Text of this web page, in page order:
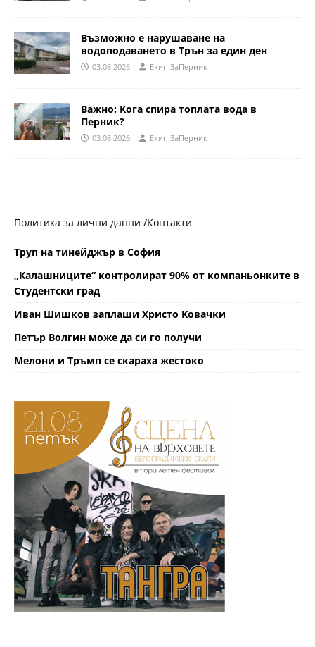
Възможно е нарушаване на
водоподаването в Трън за един ден
03.08.2026 Eкип ЗаПерник
Важно: Кога спира топлата вода в
Перник?
03.08.2026 Eкип ЗаПерник
Политика за лични данни /Контакти
Труп на тинейджър в София
„Калашниците“ контролират 90% от компаньонките в
Студентски град
Иван Шишков заплаши Христо Ковачки
Петър Волгин може да си го получи
Мелони и Тръмп се скараха жестоко